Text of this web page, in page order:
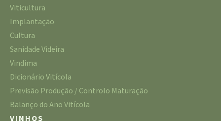
Viticultura
Implantação
Cultura
Sanidade Videira
Vindima
Dicionário Vitícola
Previsão Produção / Controlo Maturação
Balanço do Ano Vitícola
VINHOS